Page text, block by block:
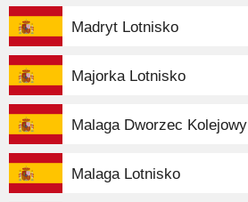
Madryt Lotnisko
Majorka Lotnisko
Malaga Dworzec Kolejowy
Malaga Lotnisko